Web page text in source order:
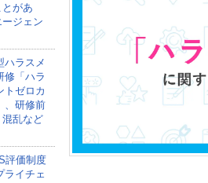
があ
ジェン
ハラスメ
修「ハラ
トゼロカ
、研修前
乱など
評価制度
ライチェ